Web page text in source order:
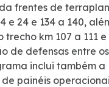
frentes de
e 24 e 134 a 140,
trecho km 107 a 111
de defensas entre
inclui também a
painéis